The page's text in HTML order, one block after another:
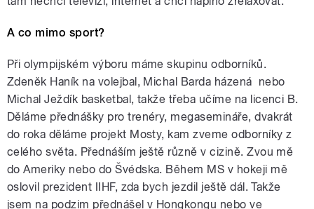
A co mimo sport?
Při olympijském výboru máme skupinu odborníků.
Zdeněk Haník na volejbal, Michal Barda házená nebo
Michal Ježdík basketbal, takže třeba učíme na licenci B.
Děláme přednášky pro trenéry, megasemináře, dvakrát
do roka děláme projekt Mosty, kam zveme odborníky z
celého světa. Přednáším ještě různě v cizině. Zvou mě
do Ameriky nebo do Švédska. Během MS v hokeji mě
oslovil prezident IIHF, zda bych jezdil ještě dál. Takže
jsem na podzim přednášel v Hongkongu nebo ve